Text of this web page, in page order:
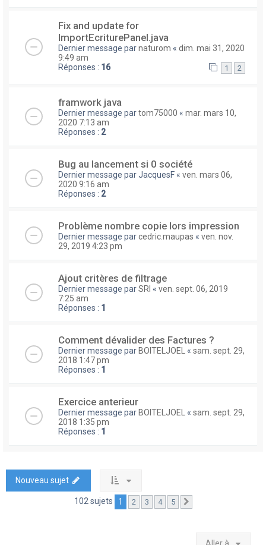
Fix and update for
ImportEcriturePanel.java
Dernier message parnaturom « dim. mai 31, 2020
9:49 am
Réponses : 16 1 2
framwork java
Dernier message partom75000 « mar. mars 10,
2020 7:13 am
Réponses : 2
Bug au lancement si 0 société
Dernier message parJacquesF « ven. mars 06,
2020 9:16 am
Réponses : 2
Problème nombre copie lors impression
Dernier message parcedric.maupas « ven. nov.
29, 2019 4:23 pm
Ajout critères de filtrage
Dernier message parSRI « ven. sept. 06, 2019
7:25 am
Réponses : 1
Comment dévalider des Factures ?
Dernier message par BOITELJOEL « sam. sept. 29,
2018 1:47 pm
Réponses : 1
Exercice anterieur
Dernier message par BOITELJOEL « sam. sept. 29,
2018 1:35 pm
Réponses : 1
Nouveau sujet
102 sujets 1 2 3 4 5